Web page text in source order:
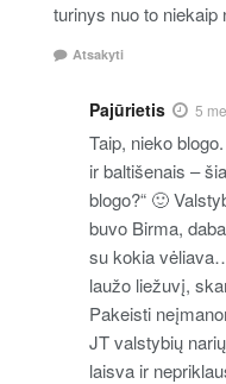
turinys nuo to niekaip
Atsakyti
Pajūrietis 5
Taip, nieko
ir baltišenais –
blogo?“ 🙂
buvo Birma,
su kokia
laužo liežuvį,
Pakeisti
JT valstybių
laisva ir